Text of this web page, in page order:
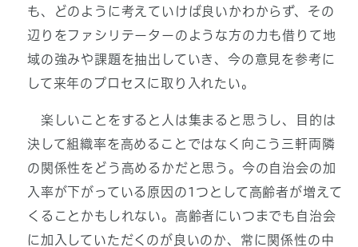
も、どのように考えていけば良いかわからず、その
辺りをファシリテーターのような方の力も借りて地
域の強みや課題を抽出していき、今の意見を参考に
して来年のプロセスに取り入れたい。
楽しいことをすると人は集まると思うし、目的は
決して組織率を高めることではなく向こう三軒両隣
の関係性をどう高めるかだと思う。今の自治会の加
入率が下がっている原因の1つとして高齢者が増えて
くることかもしれない。高齢者にいつまでも自治会
に加入していただくのが良いのか、常に関係性の中